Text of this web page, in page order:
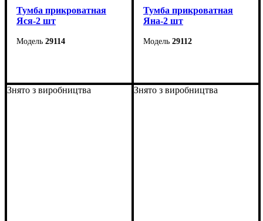
Тумба прикроватная
Яся-2 шт
29114
Высота: 26 см
Глубина: 40 см
Тумба прикроватная
Яна-2 шт
29112
Высота: 24,5 см
Глубина: 30 см
Знято з виробництва Знято з виробництва